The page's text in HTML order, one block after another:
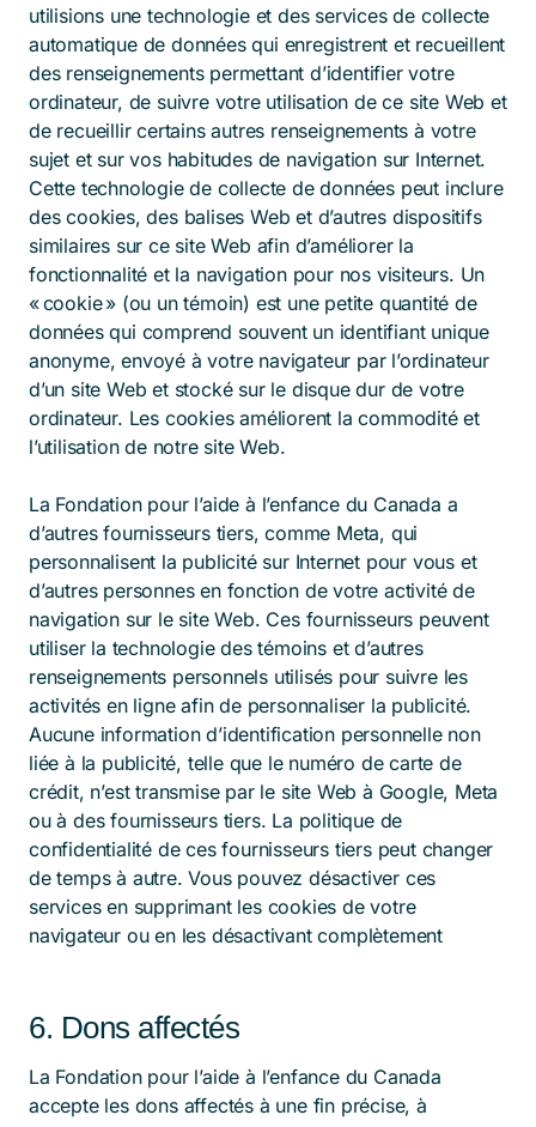
utilisions une technologie et des services de collecte
automatique de données qui enregistrent et recueillent
des renseignements permettant d’identifier votre
ordinateur, de suivre votre utilisation de ce site Web et
de recueillir certains autres renseignements à votre
sujet et sur vos habitudes de navigation sur Internet.
Cette technologie de collecte de données peut inclure
des cookies, des balises Web et d’autres dispositifs
similaires sur ce site Web afin d’améliorer la
fonctionnalité et la navigation pour nos visiteurs. Un
« cookie » (ou un témoin) est une petite quantité de
données qui comprend souvent un identifiant unique
anonyme, envoyé à votre navigateur par l’ordinateur
d’un site Web et stocké sur le disque dur de votre
ordinateur. Les cookies améliorent la commodité et
l’utilisation de notre site Web.
La Fondation pour l’aide à l’enfance du Canada a
d’autres fournisseurs tiers, comme Meta, qui
personnalisent la publicité sur Internet pour vous et
d’autres personnes en fonction de votre activité de
navigation sur le site Web. Ces fournisseurs peuvent
utiliser la technologie des témoins et d’autres
renseignements personnels utilisés pour suivre les
activités en ligne afin de personnaliser la publicité.
Aucune information d’identification personnelle non
liée à la publicité, telle que le numéro de carte de
crédit, n’est transmise par le site Web à Google, Meta
ou à des fournisseurs tiers. La politique de
confidentialité de ces fournisseurs tiers peut changer
de temps à autre. Vous pouvez désactiver ces
services en supprimant les cookies de votre
navigateur ou en les désactivant complètement
6. Dons affectés
La Fondation pour l’aide à l’enfance du Canada
accepte les dons affectés à une fin précise, à